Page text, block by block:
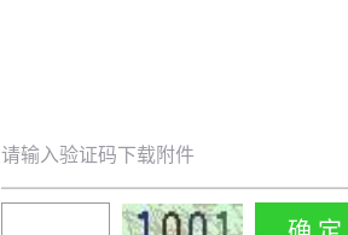
请输入验证码下载附件